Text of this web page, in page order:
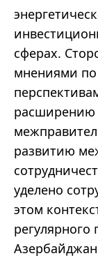
сферах.
мнениями
расширению
развитию
уделено
этом